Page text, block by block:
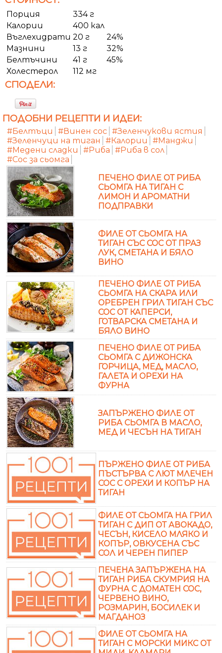
Порция
334 г
Калории
400 кал
Въглехидрати 20 г
24%
Мазнини
13 г
32%
Белтъчини
41 г
45%
Холестерол
112 мг
СПОДЕЛИ:
ПОДОБНИ РЕЦЕПТИ И ИДЕИ:
#Белтъци #Винен сос #Зеленчукови ястия
#Зеленчуци на тиган
#Калории
#Манджи
#Медени сладки
#Риба #Риба в сол
#Сос за сьомга
ПЕЧЕНО ФИЛЕ ОТ РИБА
СЬОМГА НА ТИГАН С
ЛИМОН И АРОМАТНИ
ПОДПРАВКИ
ФИЛЕ ОТ СЬОМГА НА
ТИГАН СЪС СОС ОТ ПРАЗ
ЛУК, СМЕТАНА И БЯЛО
ВИНО
ПЕЧЕНО ФИЛЕ ОТ РИБА
СЬОМГА НА СКАРА ИЛИ
ОРЕБРЕН ГРИЛ ТИГАН СЪС
СОС ОТ КАПЕРСИ,
ГОТВАРСКА СМЕТАНА И
БЯЛО ВИНО
ПЕЧЕНО ФИЛЕ ОТ РИБА
СЬОМГА С ДИЖОНСКА
ГОРЧИЦА, МЕД, МАСЛО,
ГАЛЕТА И ОРЕХИ НА
ФУРНА
ЗАПЪРЖЕНО ФИЛЕ ОТ
РИБА СЬОМГА В МАСЛО,
МЕД И ЧЕСЪН НА ТИГАН
ПЪРЖЕНО ФИЛЕ ОТ РИБА
ПЪСТЪРВА С ЛЮТ МЛЕЧЕН
СОС С ОРЕХИ И КОПЪР НА
ТИГАН
ФИЛЕ ОТ СЬОМГА НА ГРИЛ
ТИГАН С ДИП ОТ АВОКАДО,
ЧЕСЪН, КИСЕЛО МЛЯКО И
КОПЪР, ОВКУСЕНА СЪС
СОЛ И ЧЕРЕН ПИПЕР
ПЕЧЕНА ЗАПЪРЖЕНА НА
ТИГАН РИБА СКУМРИЯ НА
ФУРНА С ДОМАТЕН СОС,
ЧЕРВЕНО ВИНО,
РОЗМАРИН, БОСИЛЕК И
МАГДАНОЗ
ФИЛЕ ОТ СЬОМГА НА
ТИГАН С МОРСКИ МИКС ОТ